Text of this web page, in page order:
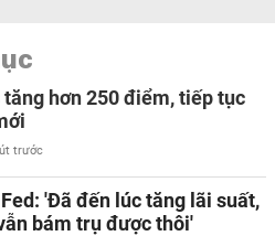
tăng hơn 250 điểm, tiếp tục
trước
'Đã đến lúc tăng lãi suất,
bám trụ được thôi'